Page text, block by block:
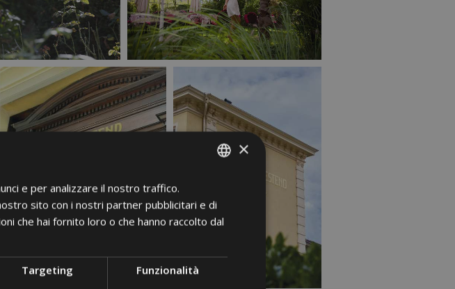
GERMAN
×
e per analizzare il nostro traffico.
sito con i nostri partner pubblicitari e di
che hai fornito loro o che hanno raccolto dal
Targeting Funzionalità